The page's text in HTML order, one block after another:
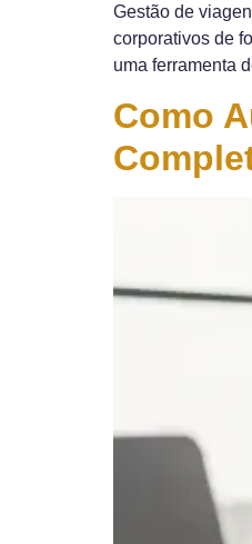
Gestão de
corporativos de
uma ferramenta
Como